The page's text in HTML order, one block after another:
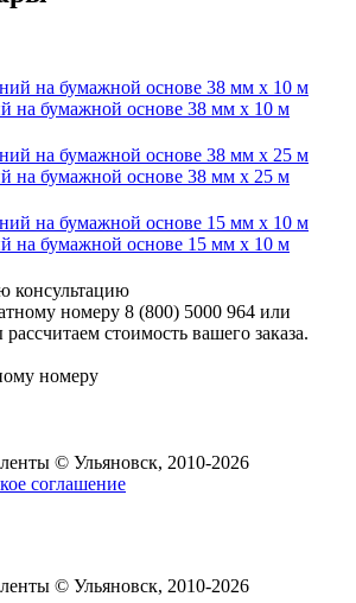
на бумажной основе 38 мм x 10 м
на бумажной основе 38 мм x 25 м
на бумажной основе 15 мм x 10 м
консультацию
номеру 8 (800) 5000 964 или
стоимость вашего заказа.
номеру
© Ульяновск, 2010-2026
соглашение
© Ульяновск, 2010-2026